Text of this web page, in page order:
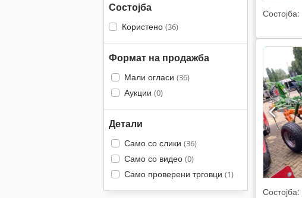
Состојба
Користено (36)
Формат на продажба
Мали огласи (36)
Аукции (0)
Детали
Само со слики (36)
Само со видео (0)
Само проверени трговци (1)
Состојба:
Состојба: